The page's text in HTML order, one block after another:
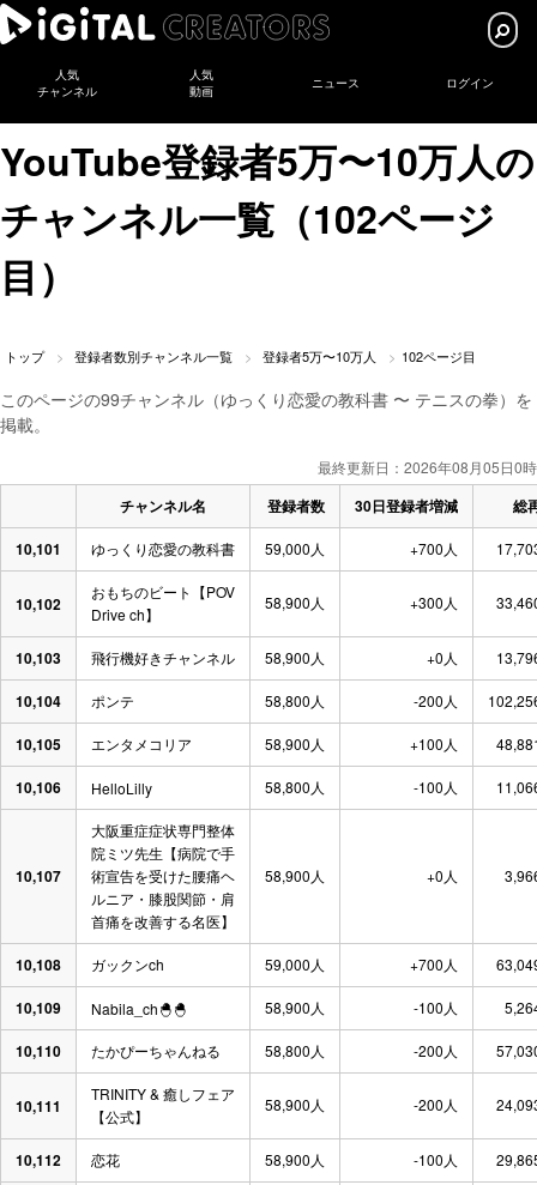
人気
チャンネル
人気
動画
ニュース ログイン
YouTube登録者5万〜10万人の
チャンネル一覧（102ページ
目）
トップ 登録者数別チャンネル一覧 登録者5万〜10万人 102ページ目
このページの99チャンネル（ゆっくり恋愛の教科書 〜 テニスの拳）を
掲載。
最終更新日：2026年08月05日0時
チャンネル名 登録者数 30日登録者増減
総
10,101
ゆっくり恋愛の教科書 59,000人 +700人
10,102
おもちのビート【POV
Drive ch】
58,900人 +300人
10,103 飛行機好きチャンネル 58,900人 +0人
10,104 ポンテ 58,800人 -200人
10,105 エンタメコリア 58,900人 +100人
10,106 HelloLilly 58,800人 -100人
10,107
大阪重症症状専門整体
院ミツ先生【病院で手
術宣告を受けた腰痛ヘ
ルニア・膝股関節・肩
首痛を改善する名医】
58,900人 +0人
10,108 ガックンch 59,000人 +700人
10,109 Nabila_ch🐣🐣 58,900人 -100人
10,110 たかぴーちゃんねる 58,800人 -200人
10,111
TRINITY & 癒しフェア
【公式】
58,900人 -200人
10,112 恋花 58,900人 -100人